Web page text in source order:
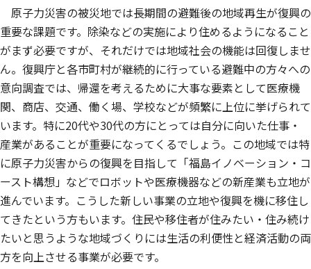
原子力災害の被災地では長期間の避難後の地域再生が復興の
重要な課題です。除染などの実施により住めるようになること
がまず必要ですが、それだけでは地域社会の機能は回復しませ
ん。復興庁と各市町村が継続的に行っている避難中の方々への
意向調査では、帰還を考えるために大事な要素として医療機
関、商店、交通、働く場、学校などが頻繁に上位に挙げられて
います。特に20代や30代の方にとっては自分に向いた仕事・
産業があることが重要になってくるでしょう。この地域では特
に原子力災害からの復興を目指して「福島イノベーション・コ
ースト構想」などでロボットや医療機器などの新産業も立地が
進んでいます。こうした新しい事業の立地や復興を機に移住し
てきたという方もいます。住民や移住者が住みたい・住み続け
たいと思うような地域づくりには生活の利便性と経済活動の両
方を向上させる事業が必要です。